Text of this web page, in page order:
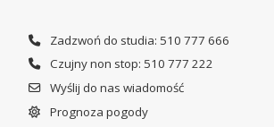
Zadzwoń do studia: 510 777 666
Czujny non stop: 510 777 222
Wyślij do nas wiadomość
Prognoza pogody